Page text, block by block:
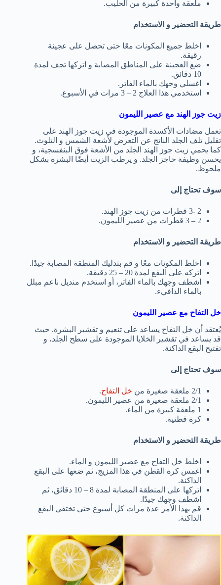
ملعقة واحدة كبيرة من الحليب.
طريقة التحضير و الاستخدام
اخلط جميع المكونات معًا حتى تحصل على عجينة
رقيقة.
ضع العجينة على المناطق المصابة و اتركها تجف لمدة
10 دقائق.
اغسلي وجهك بالماء الفاتر.
استخدمي هذا العلاج 2 – 3 مرات في الأسبوع.
زيت جوز الهند مع عصير الليمون
تعمل مضادات الأكسدة الموجودة في زيت جوز الهند على
تقليل تلف الجلد الناتج عن التعرض لأشعة الشمس و التلوث.
كما يحمي زيت جوز الهند الجلد من الأشعة فوق البنفسجية، و
يحسن وظيفة حاجز الجلد. و يرطب الزيت أيضًا البشرة بشكل
ملحوظ.
سوف تحتاج إلى
2 -3 قطرات من زيت جوز الهند.
2 – 3 قطرات من عصير الليمون.
طريقة التحضير و الاستخدام
اخلط المكونات معًا و قم بتدليك المنطقة المصابة جيدًا.
اتركه على البقع لمدة 20 – 25 دقيقة.
اشطف وجهك بالماء الفاتر، أو استخدم منديل ناعم مبلل
بالماء الدافيء.
خل التفاح مع عصير الليمون
يُعتقد أن خل التفاح يساعد على تنعيم و تقشير البشرة. حيث
قد يساعد في تقشير الخلايا الموجودة على سطح الجلد، و
تفتيح البقع الداكنة.
سوف تحتاج إلى
2/1 ملعقة صغيرة من خل التفاح.
2/1 ملعقة صغيرة من عصير الليمون.
1 ملعقة كبيرة من الماء.
كرة قطنية.
طريقة التحضير و الاستخدام
اخلط خل التفاح مع عصير الليمون و الماء.
اغمس كرة القطن في هذا المزيج، ثم ضعها على البقع
الداكنة.
اتركها على المنطقة المصابة لمدة 8 – 10 دقائق، ثم
اشطف وجهك جيدًا.
قم بهذا الأمر عدة مرات كل أسبوع حتى تختفي البقع
الداكنة.